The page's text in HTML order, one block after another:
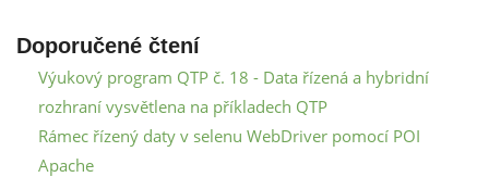
Doporučené čtení
Výukový program QTP č. 18 - Data řízená a hybridní
rozhraní vysvětlena na příkladech QTP
Rámec řízený daty v selenu WebDriver pomocí POI
Apache